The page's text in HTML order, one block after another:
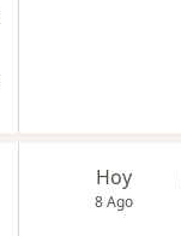
Hoy
8 Ago